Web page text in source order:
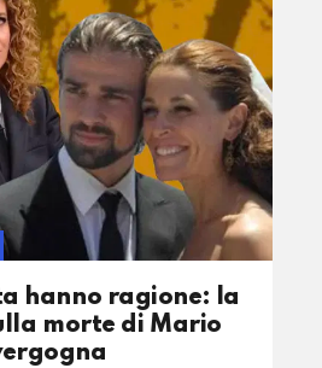
hanno ragione: la
morte di Mario